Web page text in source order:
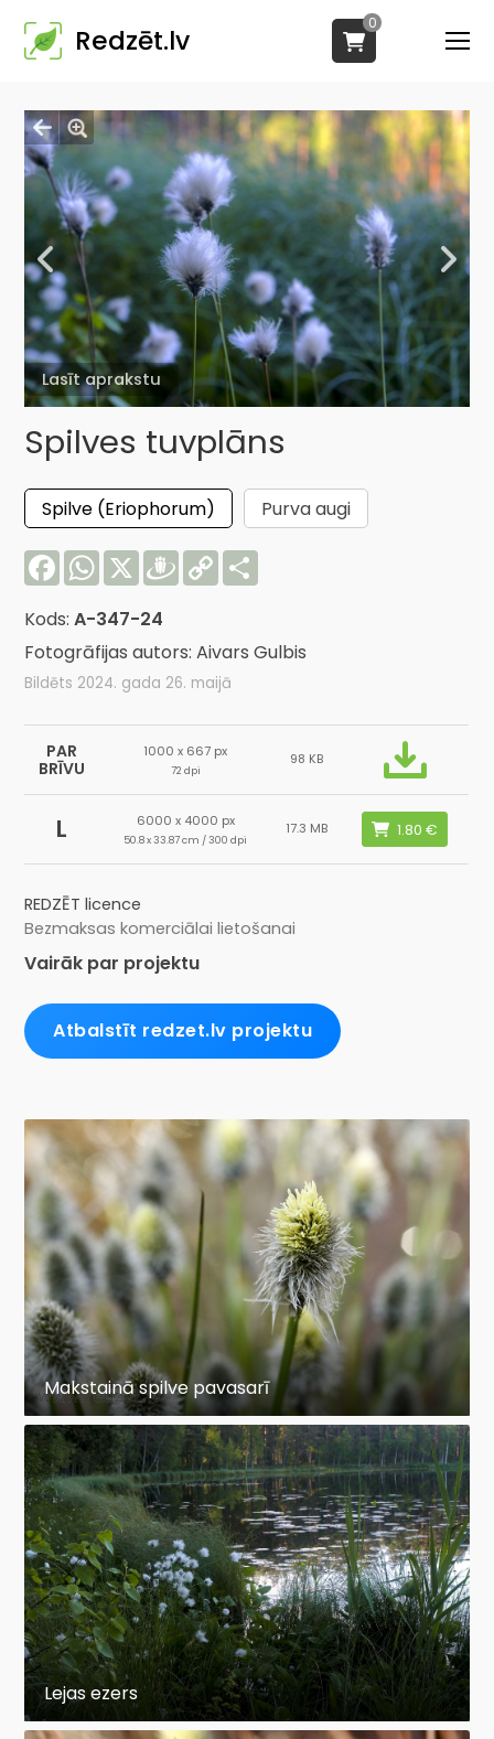
Redzēt.lv
0
Lasīt aprakstu
Spilves tuvplāns
Spilve (Eriophorum)
Purva augi
FacebookWhatsApp
X Draugiem
Copy
Link
Kods:A-347-24
Fotogrāfijas autors: Aivars Gulbis
Bildēts 2024. gada 26. maijā
PAR
BRĪVU
1000 x 667 px
72 dpi
98 KB
L 6000 x 4000 px
50.8 x 33.87 cm / 300 dpi
17.3 MB
REDZĒT licence
Bezmaksas komerciālai lietošanai
Vairāk par projektu
Atbalstīt redzet.lv projektu
Makstainā spilve pavasarī
Lejas ezers